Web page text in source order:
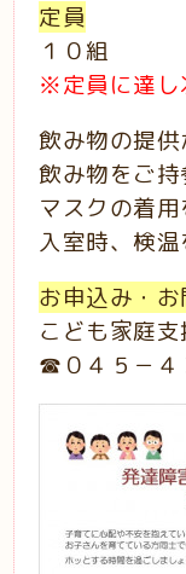
定員
１０組
※定員に達し
飲み物の提供
飲み物をご持
マスクの着用
入室時、検温
お申込み・
こども家庭
☎０４５－４